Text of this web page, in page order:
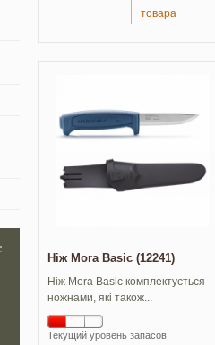
товара
Ніж Mora Basic (12241)
Ніж Mora Basic комплектується
ножнами, які також...
Текущий уровень запасов